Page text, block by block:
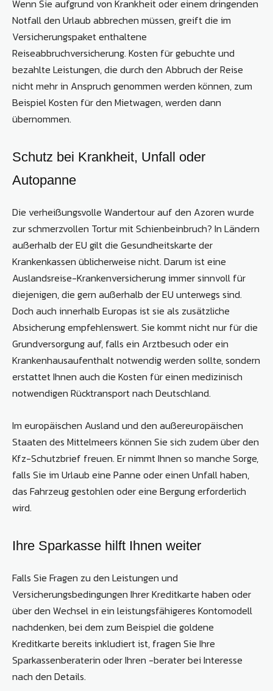
Wenn Sie aufgrund von Krankheit oder einem dringenden
Notfall den Urlaub abbrechen müssen, greift die im
Versicherungspaket enthaltene
Reiseabbruchversicherung. Kosten für gebuchte und
bezahlte Leistungen, die durch den Abbruch der Reise
nicht mehr in Anspruch genommen werden können, zum
Beispiel Kosten für den Mietwagen, werden dann
übernommen.
Schutz bei Krankheit, Unfall oder
Autopanne
Die verheißungsvolle Wandertour auf den Azoren wurde
zur schmerzvollen Tortur mit Schienbeinbruch? In Ländern
außerhalb der EU gilt die Gesundheitskarte der
Krankenkassen üblicherweise nicht. Darum ist eine
Auslandsreise-Krankenversicherung immer sinnvoll für
diejenigen, die gern außerhalb der EU unterwegs sind.
Doch auch innerhalb Europas ist sie als zusätzliche
Absicherung empfehlenswert. Sie kommt nicht nur für die
Grundversorgung auf, falls ein Arztbesuch oder ein
Krankenhausaufenthalt notwendig werden sollte, sondern
erstattet Ihnen auch die Kosten für einen medizinisch
notwendigen Rücktransport nach Deutschland.
Im europäischen Ausland und den außereuropäischen
Staaten des Mittelmeers können Sie sich zudem über den
Kfz-Schutzbrief freuen. Er nimmt Ihnen so manche Sorge,
falls Sie im Urlaub eine Panne oder einen Unfall haben,
das Fahrzeug gestohlen oder eine Bergung erforderlich
wird.
Ihre Sparkasse hilft Ihnen weiter
Falls Sie Fragen zu den Leistungen und
Versicherungsbedingungen Ihrer Kreditkarte haben oder
über den Wechsel in ein leistungsfähigeres Kontomodell
nachdenken, bei dem zum Beispiel die goldene
Kreditkarte bereits inkludiert ist, fragen Sie Ihre
Sparkassenberaterin oder Ihren -berater bei Interesse
nach den Details.